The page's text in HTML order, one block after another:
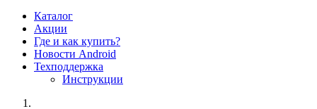
Каталог
Акции
Где и как купить?
Новости Android
Техподдержка
Инструкции